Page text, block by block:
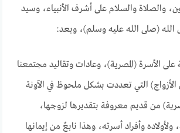
والصلاة والسلام على أشرف الأنبياء، وسيد
الله (صلى الله عليه وسلم)، وبعد:
على الأسرة (المصرية)، وعادات وتقاليد مجتمعنا
التي تعددت بشكل ملحوظ في الآونة
من قديم معروفة بتقديرها لزوجها،
وأفراد أسرته، وهذا نابعٌ من إيمانها